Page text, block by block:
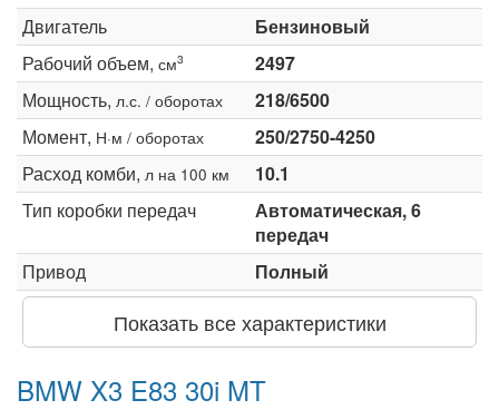
Двигатель
Бензиновый
Рабочий объем, см3
2497
Мощность, л.с. / оборотах
218/6500
Момент, Н·м / оборотах
250/2750-4250
Расход комби, л на 100 км
10.1
Тип коробки передач
Автоматическая, 6
передач
Привод
Полный
Показать все характеристики
BMW X3 E83 30i MT